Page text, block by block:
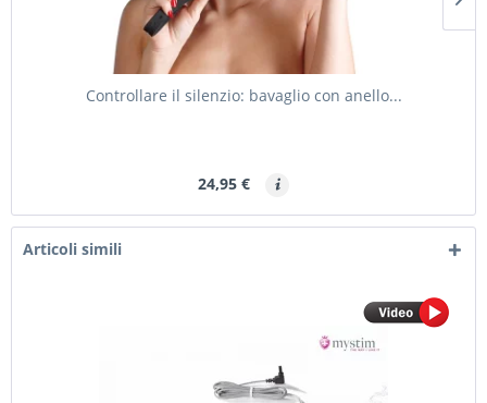
Controllare il silenzio: bavaglio con anello...
24,95 €
Articoli simili